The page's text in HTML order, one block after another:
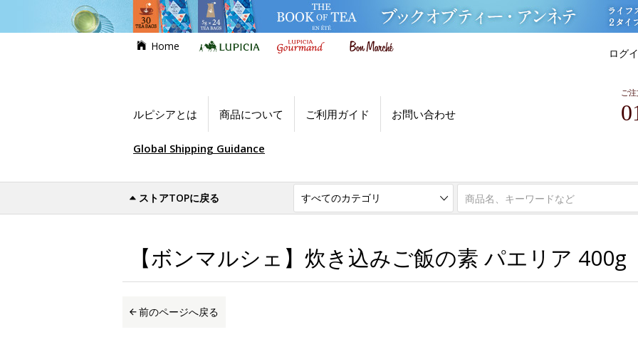
Home
ログ
ルピシアとは 商品について ご利用ガイド お問い合わせ
ご
Global Shipping Guidance
ストアTOPに戻る
世界のお茶専門店ルピシア お買い得商品 ボンマルシェ お買い得市場
【ボンマルシェ】炊き込みご飯の素 パエリア 400g
前のページへ戻る